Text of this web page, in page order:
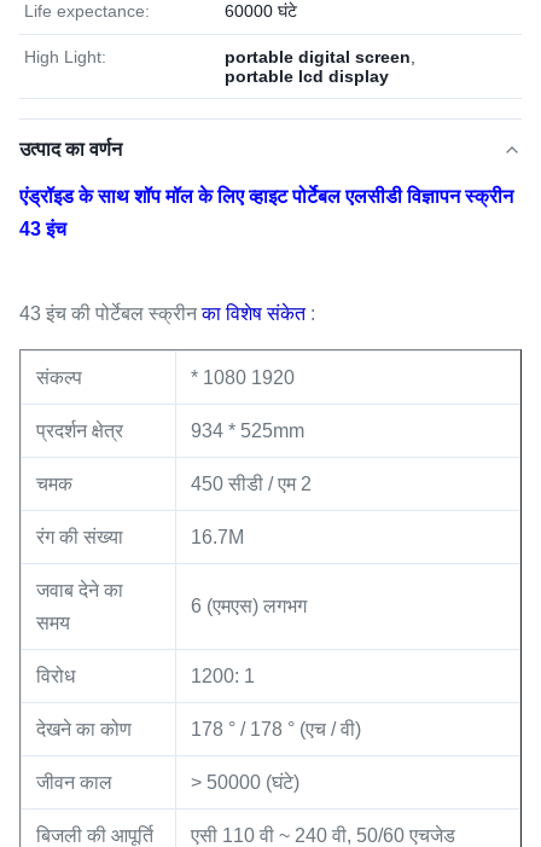
Life expectance: 60000 घंटे
High Light: portable digital screen
portable lcd display
उत्पाद का वर्णन
एंड्रॉइड के साथ शॉप मॉल के लिए व्हाइट पोर्टेबल एलसीडी विज्ञापन स्क्रीन
43 इंच
43 इंच की पोर्टेबल स्क्रीनका विशेष संकेत:
संकल्प * 1080 1920
प्रदर्शन क्षेत्र 934 * 525mm
चमक 450 सीडी / एम 2
रंग की संख्या 16.7M
जवाब देने का
समय
6 (एमएस) लगभग
विरोध 1200: 1
देखने का कोण 178 ° / 178 ° (एच / वी)
जीवन काल > 50000 (घंटे)
बिजली की आपूर्ति एसी 110 वी ~ 240 वी, 50/60 एचजेड